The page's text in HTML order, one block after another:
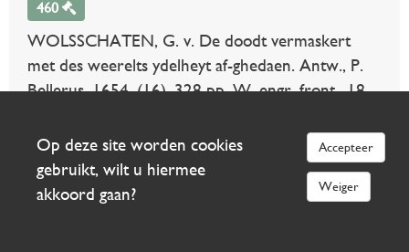
460
WOLSSCHATEN, G. v. De doodt vermaskert
met des weerelts ydelheyt af-ghedaen. Antw., P.
Bellerus, 1654. (16), 328 pp. W. engr. front., 18
overl. sides. (Extra blank lvs. bound up before and
after work to make bookblock fit in binding, small
hole in leaf C4 barely affecting text, sl. browned).
Op deze site worden cookies
gebruikt, wilt u hiermee
akkoord gaan?
Accepteer
Weiger